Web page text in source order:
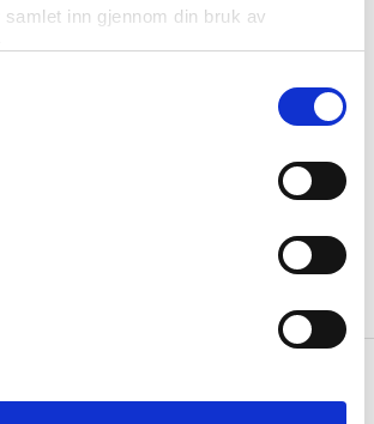
inn gjennom din bruk av
Jönköping,
Information
Hållbarhet och samhällsansvar